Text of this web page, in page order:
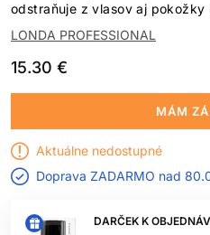
odstraňuje z vlasov aj
LONDA PROFESSIONAL
15.30 €
DARČEK K
MÁM
Aktuálne nedostupné
Doprava ZADARMO nad